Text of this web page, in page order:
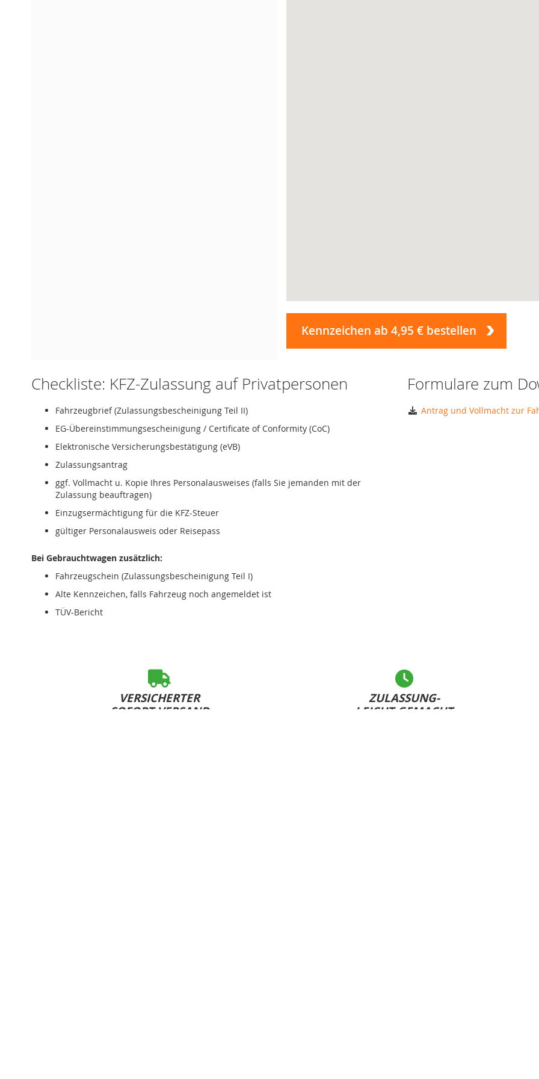
Kennzeichen ab 4,95 € bestellen
Checkliste: KFZ-Zulassung auf Privatpersonen
Fahrzeugbrief (Zulassungsbescheinigung Teil II)
EG-Übereinstimmungsescheinigung / Certificate of Conformity (CoC)
Elektronische Versicherungsbestätigung (eVB)
Zulassungsantrag
ggf. Vollmacht u. Kopie Ihres Personalausweises (falls Sie jemanden mit der
Zulassung beauftragen)
Einzugsermächtigung für die KFZ-Steuer
gültiger Personalausweis oder Reisepass
Bei Gebrauchtwagen zusätzlich:
Fahrzeugschein (Zulassungsbescheinigung Teil I)
Alte Kennzeichen, falls Fahrzeug noch angemeldet ist
TÜV-Bericht
Formulare zum
Antrag und Vollmacht zur
VERSICHERTER
SOFORT-VERSAND
ZULASSUNG-
LEICHT GEMACHT